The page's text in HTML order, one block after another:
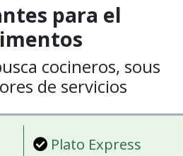
para el
cocineros, sous
de servicios
Plato Express